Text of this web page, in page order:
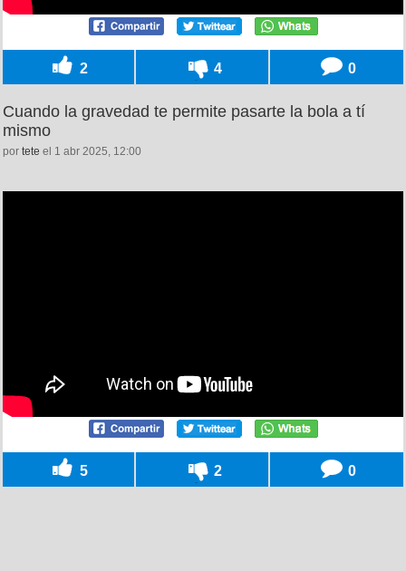
2 4 0
Cuando la gravedad te permite pasarte la bola a tí
mismo
por tete el 1 abr 2025, 12:00
5 2 0